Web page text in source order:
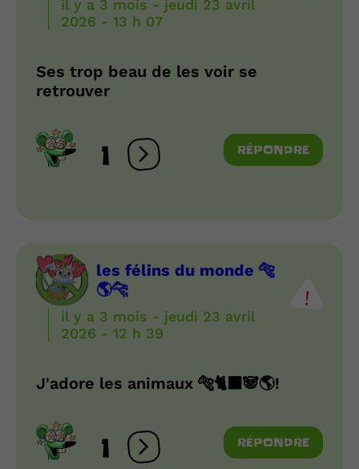
il y a 3 mois - jeudi 23 avril
2026 - 13 h 07
Ses trop beau de les voir se
retrouver
1 Ouvrir les réactions
RÉPONDRE
les félins du monde 🐅
🌎🐆
il y a 3 mois - jeudi 23 avril
2026 - 12 h 39
J'adore les animaux 🐅🐈‍⬛🐼🌎!
1 Ouvrir les réactions
RÉPONDRE